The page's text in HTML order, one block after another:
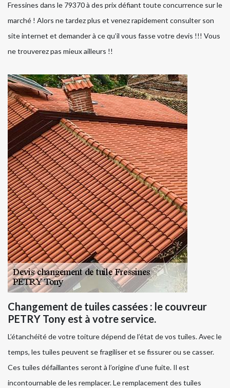
Fressines dans le 79370 à des prix défiant toute concurrence sur le
marché ! Alors ne tardez plus et venez rapidement consulter son
site internet et demander à ce qu’il vous fasse votre devis !!! Vous
ne trouverez pas mieux ailleurs !!
Changement de tuiles cassées : le couvreur
PETRY Tony est à votre service.
L’étanchéité de votre toiture dépend de l’état de vos tuiles. Avec le
temps, les tuiles peuvent se fragiliser et se fissurer ou se casser.
Ces tuiles défaillantes seront à l’origine d’une fuite. Il est
incontournable de les remplacer. Le remplacement des tuiles